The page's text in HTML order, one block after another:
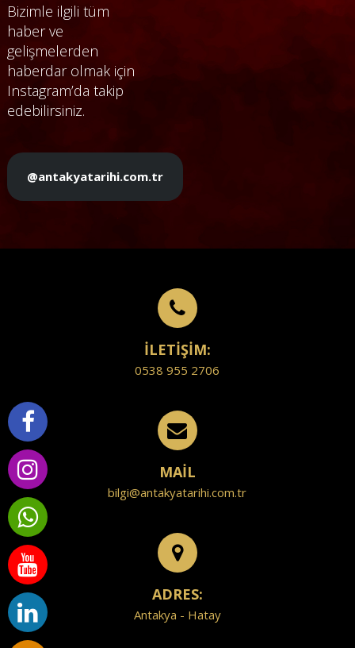
Bizimle ilgili tüm
haber ve
gelişmelerden
haberdar olmak için
Instagram’da takip
edebilirsiniz.
@antakyatarihi.com.tr
İLETİŞİM:
0538 955 2706
MAİL
bilgi@antakyatarihi.com.tr
ADRES:
Antakya - Hatay